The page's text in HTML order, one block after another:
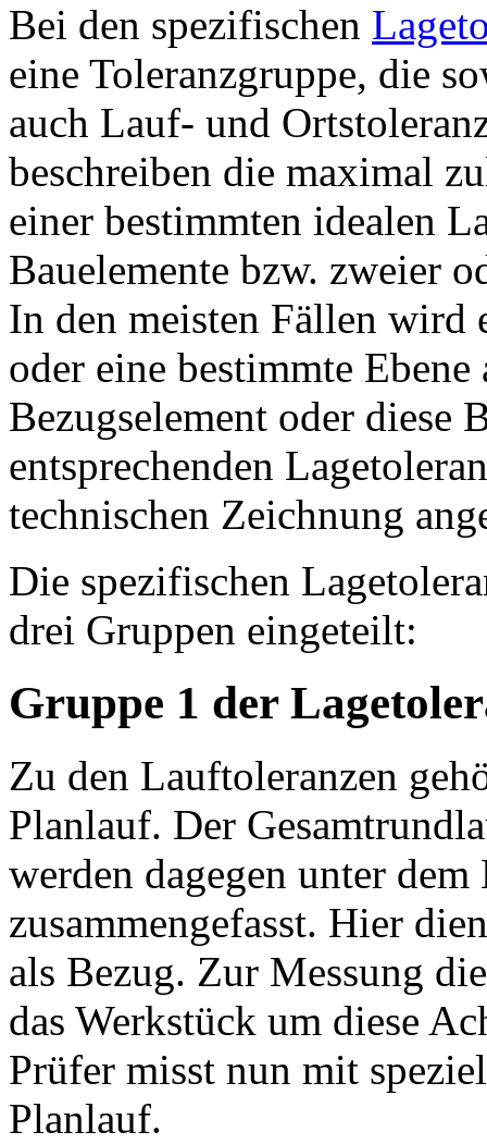
Bei den spezifischen
eine Toleranzgruppe, die
auch Lauf- und
beschreiben die maximal
einer bestimmten idealen
Bauelemente bzw. zweier
In den meisten Fällen wird
oder eine bestimmte
Bezugselement oder diese
entsprechenden
technischen Zeichnung
Die spezifischen
drei Gruppen eingeteilt:
Gruppe 1 der
Zu den Lauftoleranzen
Planlauf. Der
werden dagegen unter
zusammengefasst. Hier
als Bezug. Zur Messung
das Werkstück um diese
Prüfer misst nun mit
Planlauf.